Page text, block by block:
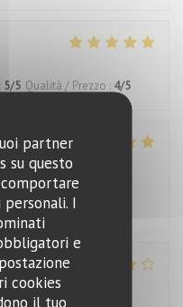
partner
su questo
I
e
cookies
il tuo
: 5/5 Qualità / Prezzo : 4/5
5/5 Qualità / Prezzo